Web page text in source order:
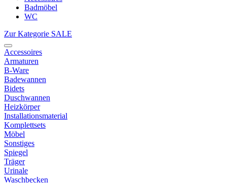
Badmöbel
WC
Zur Kategorie SALE
Accessoires
Armaturen
B-Ware
Badewannen
Bidets
Duschwannen
Heizkörper
Installationsmaterial
Komplettsets
Möbel
Sonstiges
Spiegel
Träger
Urinale
Waschbecken